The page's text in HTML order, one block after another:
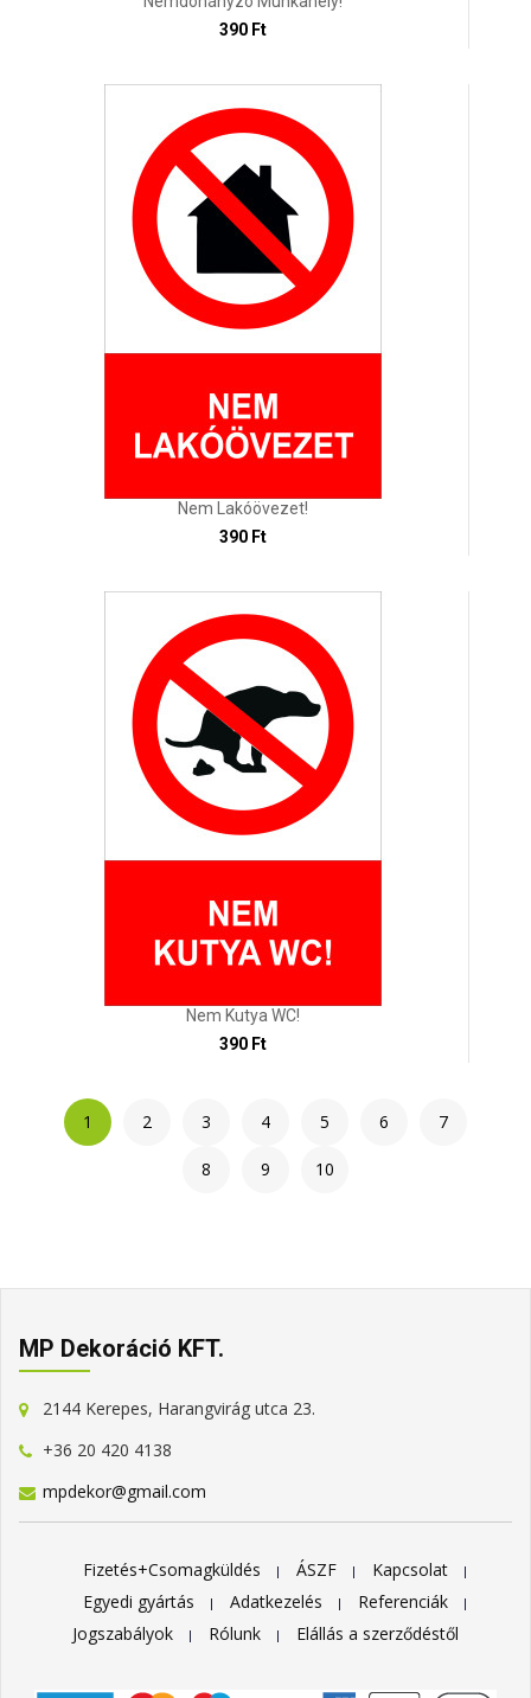
390 Ft
Nem Lakóövezet!
390 Ft
Nem Kutya WC!
390 Ft
1 2 3 4 5 6 7
8 9 10
MP Dekoráció KFT.
2144 Kerepes, Harangvirág utca 23.
+36 20 420 4138
mpdekor@gmail.com
Fizetés+Csomagküldés ÁSZF
Kapcsolat
Egyedi gyártás
Adatkezelés
Referenciák
Jogszabályok
Rólunk Elállás a szerződéstől